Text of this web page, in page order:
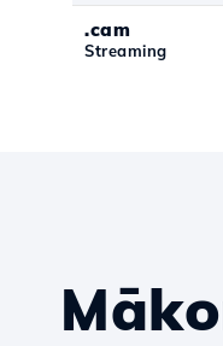
.cam
Streaming